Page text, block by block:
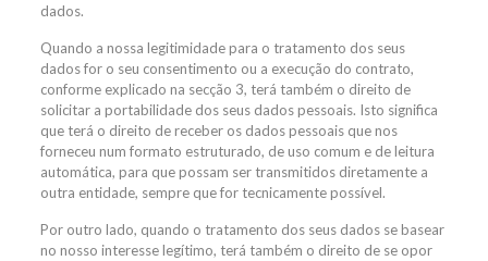
dados.
Quando a nossa legitimidade para o tratamento dos seus
dados for o seu consentimento ou a execução do contrato,
conforme explicado na secção 3, terá também o direito de
solicitar a portabilidade dos seus dados pessoais. Isto significa
que terá o direito de receber os dados pessoais que nos
forneceu num formato estruturado, de uso comum e de leitura
automática, para que possam ser transmitidos diretamente a
outra entidade, sempre que for tecnicamente possível.
Por outro lado, quando o tratamento dos seus dados se basear
no nosso interesse legítimo, terá também o direito de se opor